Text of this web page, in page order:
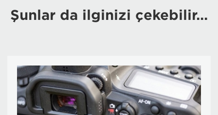
Şunlar da ilginizi çekebilir...